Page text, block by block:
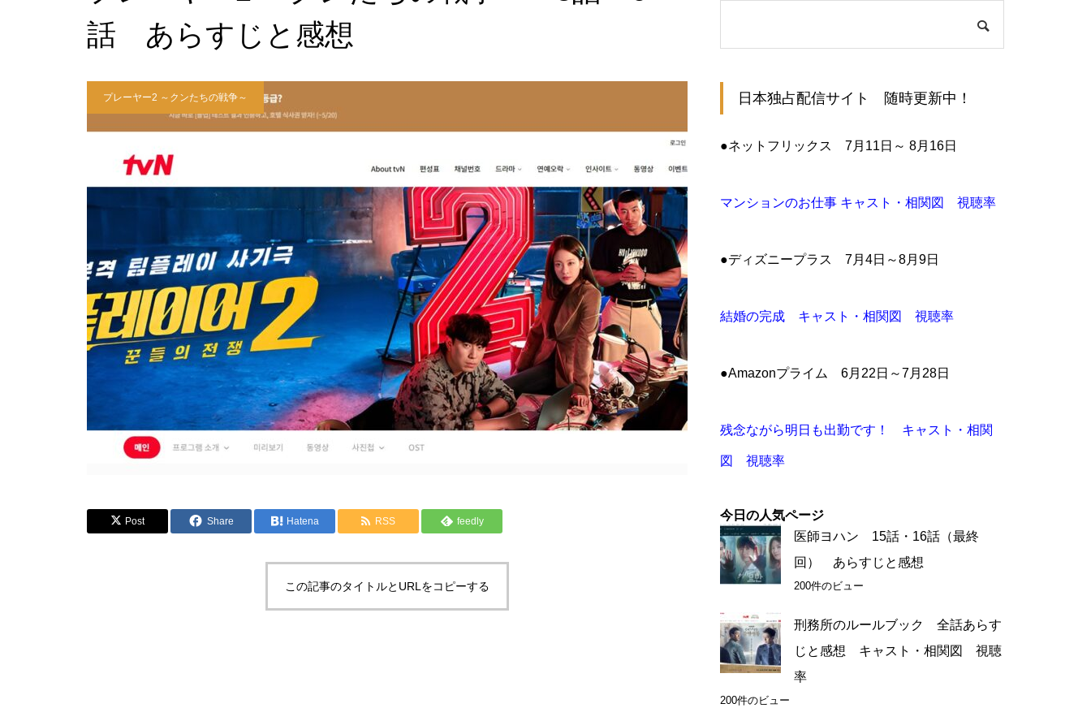
話 あらすじと感想
プレーヤー2 ～クンたちの戦争～
Post Share Hatena RSS feedly
この記事のタイトルとURLをコピーする
日本独占配信サイト 随時更新中！
●ネットフリックス 7月11日～ 8月16日
マンションのお仕事 キャスト・相関図 視聴率
●ディズニープラス 7月4日～8月9日
結婚の完成 キャスト・相関図 視聴率
●Amazonプライム 6月22日～7月28日
残念ながら明日も出勤です！ キャスト・相関
図 視聴率
今日の人気ページ
医師ヨハン 15話・16話（最終
回） あらすじと感想
200件のビュー
刑務所のルールブック 全話あらす
じと感想 キャスト・相関図 視聴
率
200件のビュー